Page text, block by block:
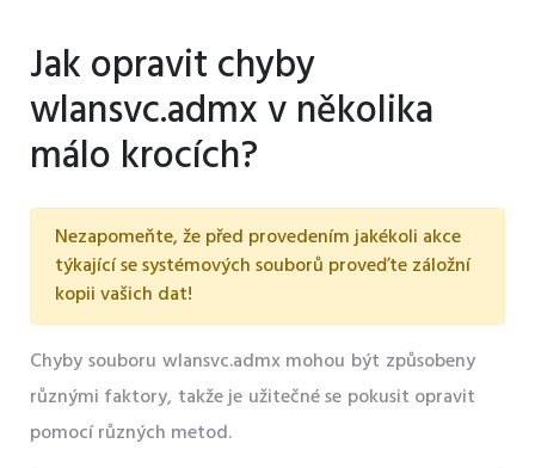
Jak opravit chyby
wlansvc.admx v několika
málo krocích?
Nezapomeňte, že před provedením jakékoli akce
týkající se systémových souborů proveďte záložní
kopii vašich dat!
Chyby souboru wlansvc.admx mohou být způsobeny
různými faktory, takže je užitečné se pokusit opravit
pomocí různých metod.